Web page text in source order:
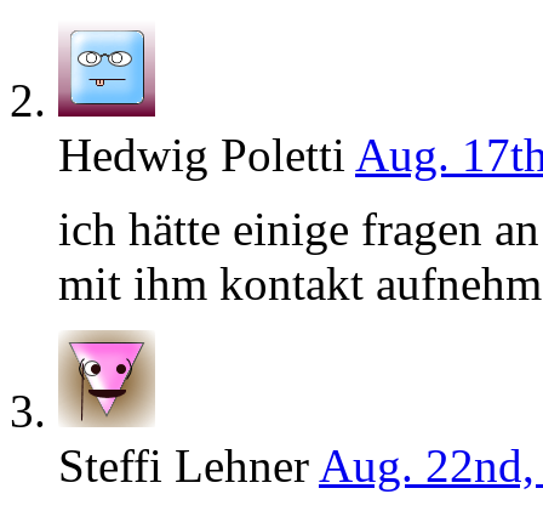
Hedwig Poletti Aug.
ich hätte einige fragen
mit ihm kontakt
Steffi Lehner Aug.